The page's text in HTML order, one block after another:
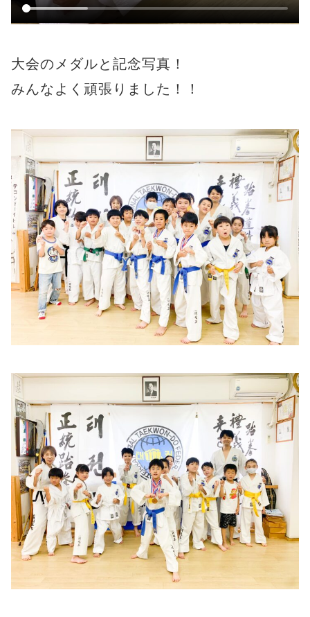
大会のメダルと記念写真！
みんなよく頑張りました！！